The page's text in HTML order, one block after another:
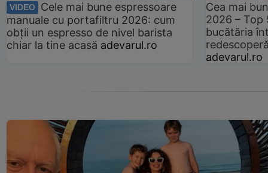
VIDEO
Cele mai bune espressoare
manuale cu portafiltru 2026: cum
obții un espresso de nivel barista
chiar la tine acasă adevarul.ro
Cea mai
2026 –
bucătăria
adevarul.ro